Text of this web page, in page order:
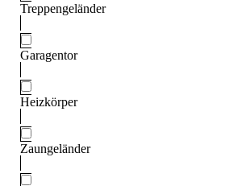
Treppengeländer
Garagentor
Heizkörper
Zaungeländer